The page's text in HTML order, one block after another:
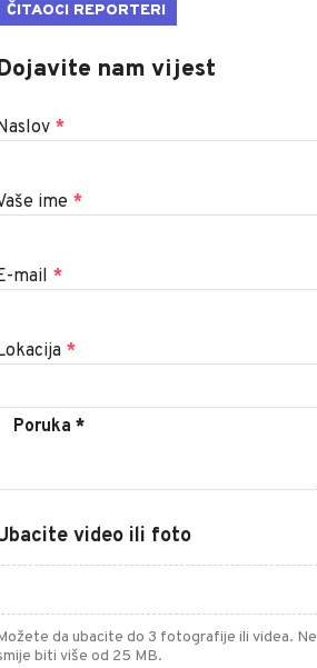
ČITAOCI REPORTERI
nam vijest
*
ime *
mail *
*
video ili foto
da ubacite do 3 fotografije ili videa. Ne
biti više od 25 MB.